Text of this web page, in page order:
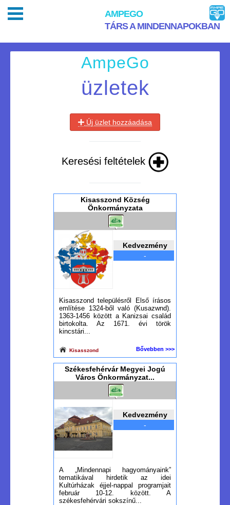
AMPEGO
TÁRS A MINDENNAPOKBAN
AmpeGo
üzletek
Új üzlet hozzáadása
Keresési feltételek
Kisasszond Község
Önkormányzata
Kedvezmény
-
Kisasszond településről Első írásos
említése 1324-ből való (Kusazwnd).
1363-1456 között a Kanizsai család
birtokolta. Az 1671. évi török
kincstári...
Kisasszond Bővebben >>>
Székesfehérvár Megyei Jogú
Város Önkormányzat...
Kedvezmény
-
A „Mindennapi hagyományaink”
tematikával hirdetik az idei
Kultúrházak éjjel-nappal programjait
február 10-12. között. A
székesfehérvári sokszínű...